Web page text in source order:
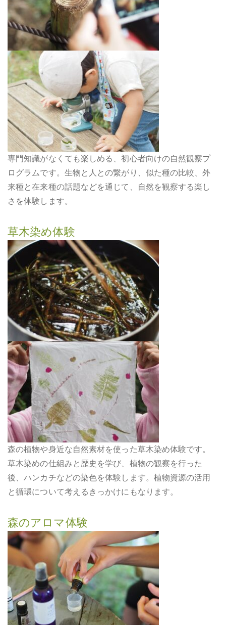
専門知識がなくても楽しめる、初心者向けの自然観察プ
ログラムです。生物と人との繋がり、似た種の比較、外
来種と在来種の話題などを通じて、自然を観察する楽し
さを体験します。
草木染め体験
森の植物や身近な自然素材を使った草木染め体験です。
草木染めの仕組みと歴史を学び、植物の観察を行った
後、ハンカチなどの染色を体験します。植物資源の活用
と循環について考えるきっかけにもなります。
森のアロマ体験